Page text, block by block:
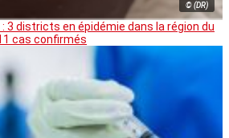
© (DR)
: 3 districts en épidémie dans la région du
cas confirmés